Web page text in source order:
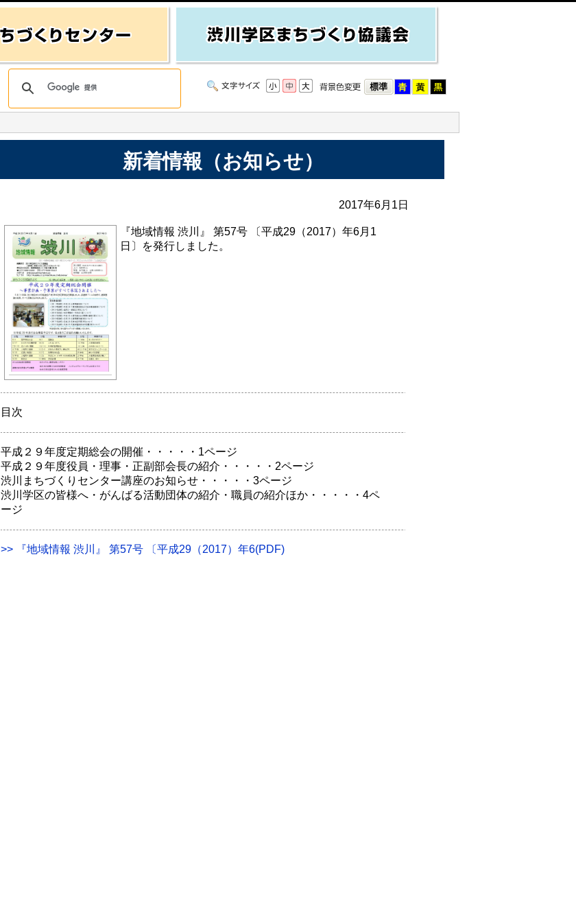
新着情報（お知らせ）
2017年6月1日
『地域情報 渋川』 第57号 〔平成29（2017）年6月1
日〕を発行しました。
目次
平成２９年度定期総会の開催・・・・・1ページ
平成２９年度役員・理事・正副部会長の紹介・・・・・2ページ
渋川まちづくりセンター講座のお知らせ・・・・・3ページ
渋川学区の皆様へ・がんばる活動団体の紹介・職員の紹介ほか・・・・・4ペ
ージ
>> 『地域情報 渋川』 第57号 〔平成29（2017）年6(PDF)